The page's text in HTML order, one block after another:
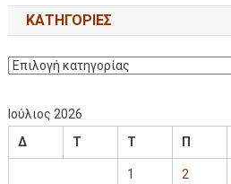
KΑΤΗΓΟΡΊΕΣ
Ιούλιος 2026
Δ
Τ Τ Π
1 2